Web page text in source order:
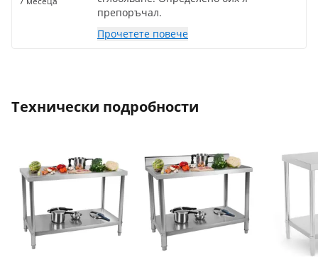
препоръчал.
Прочетете повече
Технически подробности